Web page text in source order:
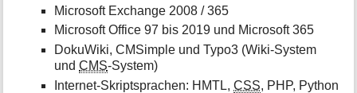
Microsoft Exchange 2008 / 365
Microsoft Office 97 bis 2019 und Microsoft 365
DokuWiki, CMSimple und Typo3 (Wiki-System
undCMS-System)
Internet-Skriptsprachen: HMTL,CSS, PHP, Python